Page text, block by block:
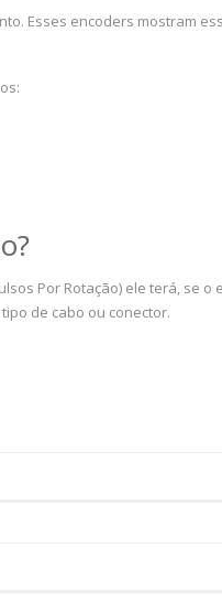
Esses encoders mostram
Por Rotação) ele terá, se
de cabo ou conector.